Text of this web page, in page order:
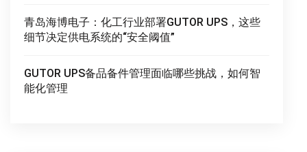
青岛海博电子：化工行业部署GUTOR UPS，这些
细节决定供电系统的“安全阈值”
GUTOR UPS备品备件管理面临哪些挑战，如何智
能化管理